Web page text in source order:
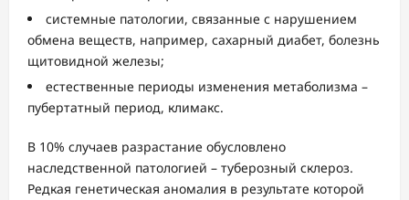
системные патологии, связанные с нарушением
обмена веществ, например, сахарный диабет, болезнь
щитовидной железы;
естественные периоды изменения метаболизма –
пубертатный период, климакс.
В 10% случаев разрастание обусловлено
наследственной патологией – туберозный склероз.
Редкая генетическая аномалия в результате которой